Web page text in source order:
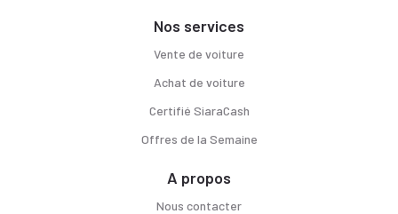
Nos services
Vente de voiture
Achat de voiture
Certifié SiaraCash
Offres de la Semaine
A propos
Nous contacter